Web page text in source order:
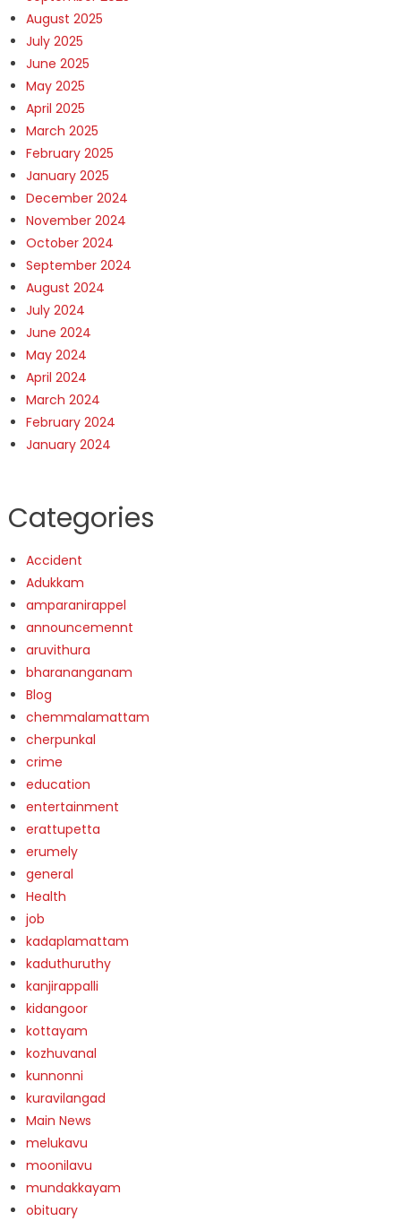
August 2025
July 2025
June 2025
May 2025
April 2025
March 2025
February 2025
January 2025
December 2024
November 2024
October 2024
September 2024
August 2024
July 2024
June 2024
May 2024
April 2024
March 2024
February 2024
January 2024
Categories
Accident
Adukkam
amparanirappel
announcemennt
aruvithura
bharananganam
Blog
chemmalamattam
cherpunkal
crime
education
entertainment
erattupetta
erumely
general
Health
job
kadaplamattam
kaduthuruthy
kanjirappalli
kidangoor
kottayam
kozhuvanal
kunnonni
kuravilangad
Main News
melukavu
moonilavu
mundakkayam
obituary